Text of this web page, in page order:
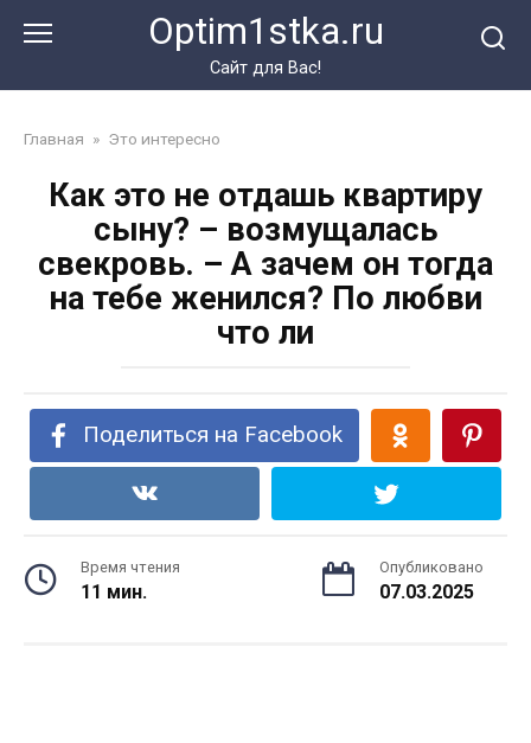
Optim1stka.ru
Сайт для Вас!
Главная » Это интересно
Как это не отдашь квартиру
сыну? – возмущалась
свекровь. – А зачем он тогда
на тебе женился? По любви
что ли
Поделиться на Facebook
Время чтения
11 мин.
Опубликовано
07.03.2025